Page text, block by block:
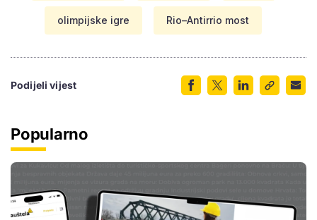
olimpijske igre Rio–Antirrio most
Podijeli vijest
Popularno